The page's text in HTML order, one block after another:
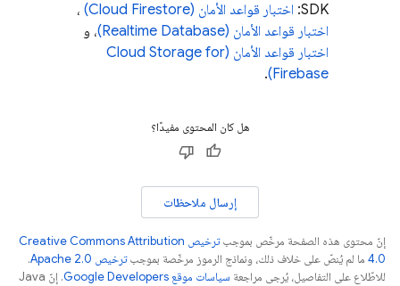
SDK: اختبار قواعد الأمان (Cloud Firestore
) ،
اختبار قواعد الأمان (Realtime Database
)، و
اختبار قواعد الأمان (Cloud Storage for
Firebase
)
.
هل كان المحتوى مفيدًا؟
إرسال ملاحظات
إنّ محتوى هذه الصفحة مرخّص بموجب
ترخيص Creative Commons Attribution
4.0‏ ما لم يُنصّ على خلاف ذلك، ونماذج الرموز مرخّصة بموجبترخيص Apache 2.0‏
.
للاطّلاع على التفاصيل، يُرجى مراجعة سياسات موقع Google Developers‏
. إنّ Java